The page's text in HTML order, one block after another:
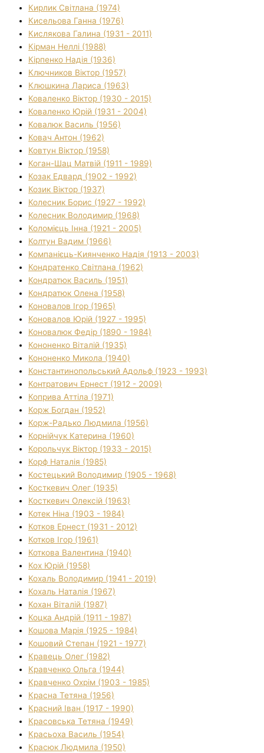
Кирлик Світлана (1974)
Кисельова Ганна (1976)
Кислякова Галина (1931 - 2011)
Кірман Неллі (1988)
Кірпенко Надія (1936)
Ключников Віктор (1957)
Клюшкина Лариса (1963)
Коваленко Віктор (1930 - 2015)
Коваленко Юрій (1931 - 2004)
Ковалюк Василь (1956)
Ковач Антон (1962)
Ковтун Віктор (1958)
Коган-Шац Матвій (1911 - 1989)
Козак Едвард (1902 - 1992)
Козик Віктор (1937)
Колесник Борис (1927 - 1992)
Колесник Володимир (1968)
Коломієць Інна (1921 - 2005)
Колтун Вадим (1966)
Компанієць-Киянченко Надія (1913 - 2003)
Кондратенко Світлана (1962)
Кондратюк Василь (1951)
Кондратюк Олена (1958)
Коновалов Ігор (1965)
Коновалов Юрій (1927 - 1995)
Коновалюк Федір (1890 - 1984)
Кононенко Віталій (1935)
Кононенко Микола (1940)
Константинопольський Адольф (1923 - 1993)
Контратович Ернест (1912 - 2009)
Коприва Аттіла (1971)
Корж Богдан (1952)
Корж-Радько Людмила (1956)
Корнійчук Катерина (1960)
Корольчук Віктор (1933 - 2015)
Корф Наталія (1985)
Костецький Володимир (1905 - 1968)
Косткевич Олег (1935)
Косткевич Олексій (1963)
Котек Ніна (1903 - 1984)
Котков Ернест (1931 - 2012)
Котков Ігор (1961)
Коткова Валентина (1940)
Кох Юрій (1958)
Кохаль Володимир (1941 - 2019)
Кохаль Наталія (1967)
Кохан Віталій (1987)
Коцка Андрій (1911 - 1987)
Кошова Марія (1925 - 1984)
Кошовий Степан (1921 - 1977)
Кравець Олег (1982)
Кравченко Ольга (1944)
Кравченко Охрім (1903 - 1985)
Красна Тетяна (1956)
Красний Іван (1917 - 1990)
Красовська Тетяна (1949)
Красьоха Василь (1954)
Красюк Людмила (1950)